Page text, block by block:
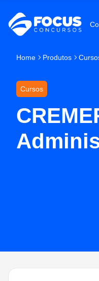
Home Produtos
Cursos